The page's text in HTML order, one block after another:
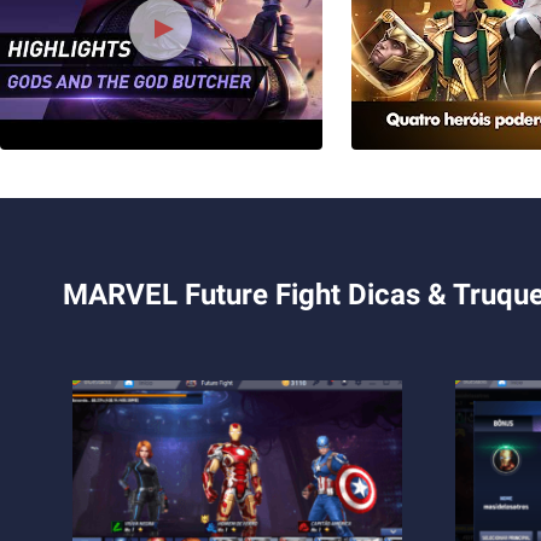
MARVEL Future Fight Dicas &